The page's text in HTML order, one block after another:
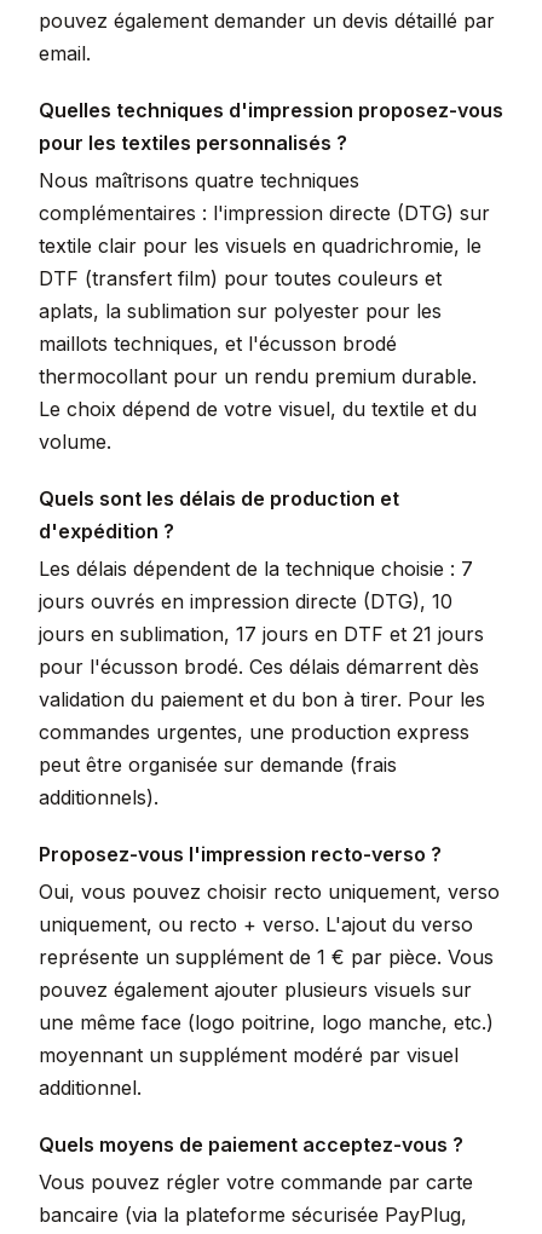
pouvez également demander un devis détaillé par
email.
Quelles techniques d'impression proposez-vous
pour les textiles personnalisés ?
Nous maîtrisons quatre techniques
complémentaires : l'impression directe (DTG) sur
textile clair pour les visuels en quadrichromie, le
DTF (transfert film) pour toutes couleurs et
aplats, la sublimation sur polyester pour les
maillots techniques, et l'écusson brodé
thermocollant pour un rendu premium durable.
Le choix dépend de votre visuel, du textile et du
volume.
Quels sont les délais de production et
d'expédition ?
Les délais dépendent de la technique choisie : 7
jours ouvrés en impression directe (DTG), 10
jours en sublimation, 17 jours en DTF et 21 jours
pour l'écusson brodé. Ces délais démarrent dès
validation du paiement et du bon à tirer. Pour les
commandes urgentes, une production express
peut être organisée sur demande (frais
additionnels).
Proposez-vous l'impression recto-verso ?
Oui, vous pouvez choisir recto uniquement, verso
uniquement, ou recto + verso. L'ajout du verso
représente un supplément de 1 € par pièce. Vous
pouvez également ajouter plusieurs visuels sur
une même face (logo poitrine, logo manche, etc.)
moyennant un supplément modéré par visuel
additionnel.
Quels moyens de paiement acceptez-vous ?
Vous pouvez régler votre commande par carte
bancaire (via la plateforme sécurisée PayPlug,